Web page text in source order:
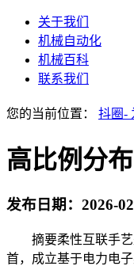
关于我们
机械自动化
机械百科
联系我们
您的当前位置： 抖圈-
高比例分
发布日期： 2026-
摘要柔性互联手艺是
首，成立基于电力电